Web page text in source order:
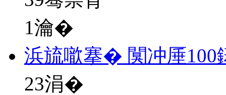
1瀹�
浜旈噷搴� 闃冲厜100
23涓�